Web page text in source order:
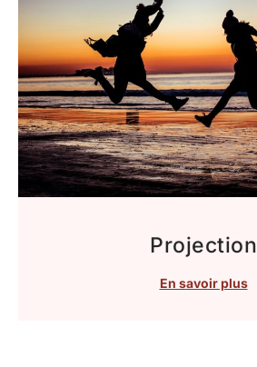
Projection
En savoir plus